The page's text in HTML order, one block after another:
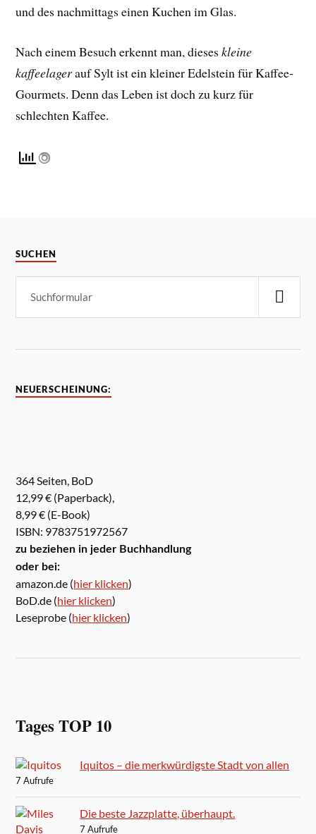
und des nachmittags einen Kuchen im Glas.
Nach einem Besuch erkennt man, dieseskleine
kaffeelagerauf Sylt ist ein kleiner Edelstein für Kaffee-
Gourmets. Denn das Leben ist doch zu kurz für
schlechten Kaffee.
SUCHEN
NEUERSCHEINUNG:
364 Seiten, BoD
12,99 € (Paperback),
8,99 € (E-Book)
ISBN: 9783751972567
zu beziehen in jeder Buchhandlung
oder bei:
amazon.de (hier klicken)
BoD.de (hier klicken)
Leseprobe (hier klicken)
Tages TOP 10
Iquitos – die merkwürdigste Stadt von allen
7 Aufrufe
Die beste Jazzplatte, überhaupt.
7 Aufrufe